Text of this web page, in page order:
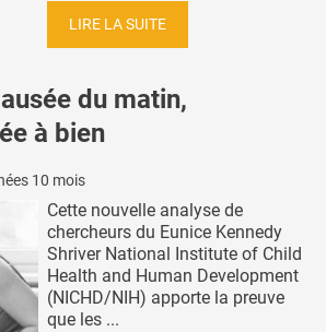
LIRE LA SUITE
du matin,
à bien
10 mois
Cette nouvelle analyse de
chercheurs du Eunice Kennedy
Shriver National Institute of Child
Health and Human Development
(NICHD/NIH) apporte la preuve
que les ...